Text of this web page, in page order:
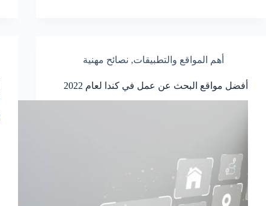
أهم المواقع والتطبيقات, نصائح مهنية
أفضل مواقع البحث عن عمل في كندا لعام 2022